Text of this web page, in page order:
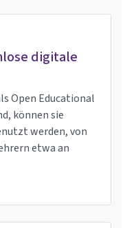
digitale
Open Educational
können sie
werden, von
etwa an